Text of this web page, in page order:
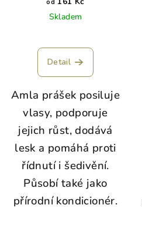
od
Skladem
Detail
Amla prášek posiluje
vlasy, podporuje
jejich růst, dodává
lesk a pomáhá proti
řídnutí i šedivění.
Působí také jako
přírodní kondicionér.